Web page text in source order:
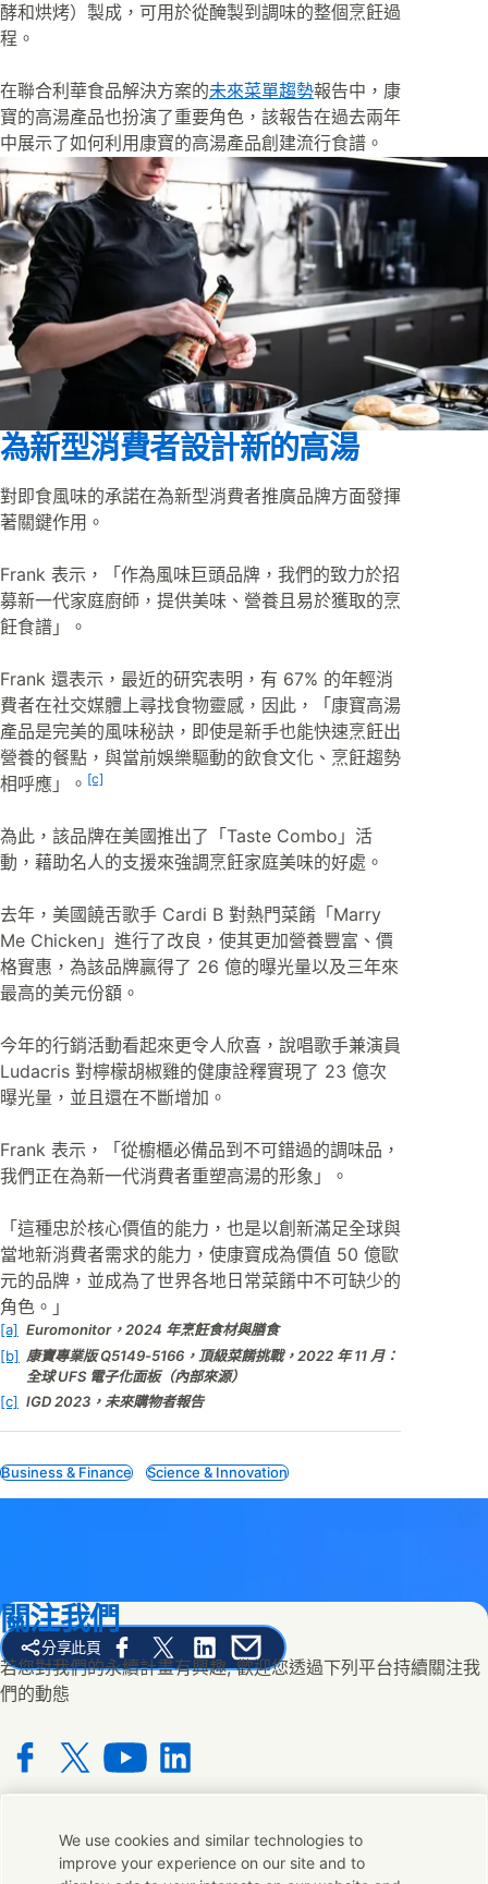
酵和烘烤）製成，可用於從醃製到調味的整個烹飪過
程。
在聯合利華食品解決方案的未來菜單趨勢報告中，康
寶的高湯產品也扮演了重要角色，該報告在過去兩年
中展示了如何利用康寶的高湯產品創建流行食譜。
為新型消費者設計新的高湯
對即食風味的承諾在為新型消費者推廣品牌方面發揮
著關鍵作用。
Frank 表示，「作為風味巨頭品牌，我們的致力於招
募新一代家庭廚師，提供美味、營養且易於獲取的烹
飪食譜」。
Frank 還表示，最近的研究表明，有 67% 的年輕消
費者在社交媒體上尋找食物靈感，因此，「康寶高湯
產品是完美的風味秘訣，即使是新手也能快速烹飪出
營養的餐點，與當前娛樂驅動的飲食文化、烹飪趨勢
相呼應」。 [c]
為此，該品牌在美國推出了「Taste Combo」活
動，藉助名人的支援來強調烹飪家庭美味的好處。
去年，美國饒舌歌手 Cardi B 對熱門菜餚「Marry
Me Chicken」進行了改良，使其更加營養豐富、價
格實惠，為該品牌贏得了 26 億的曝光量以及三年來
最高的美元份額。
今年的行銷活動看起來更令人欣喜，說唱歌手兼演員
Ludacris 對檸檬胡椒雞的健康詮釋實現了 23 億次
曝光量，並且還在不斷增加。
Frank 表示，「從櫥櫃必備品到不可錯過的調味品，
我們正在為新一代消費者重塑高湯的形象」。
「這種忠於核心價值的能力，也是以創新滿足全球與
當地新消費者需求的能力，使康寶成為價值 50 億歐
元的品牌，並成為了世界各地日常菜餚中不可缺少的
角色。」
[a] Euromonitor，2024 年烹飪食材與膳食
[b] 康寶專業版 Q5149-5166，頂級菜餚挑戰，2022 年 11 月：
全球 UFS 電子化面板（內部來源）
[c] IGD 2023，未來購物者報告
Business & Finance Science & Innovation
分享此頁
Share this page on Facebook
Share this page on X
Share this page on Linked In
Share this page on E-mail
關注我們
若您對我們的永續計畫有興趣, 歡迎您透過下列平台持續關注我
們的動態
with us on Facebook
Connect with us on X
Connect with us on YouTube
Connect with us on LinkedIn
聯絡我們
We use cookies and similar technologies to
improve your experience on our site and to